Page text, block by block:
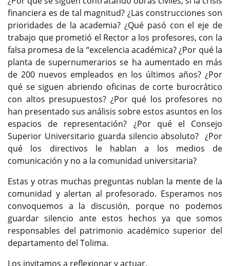
financiera es de tal magnitud? ¿Las construcciones son
prioridades de la academia? ¿Qué pasó con el eje de
trabajo que prometió el Rector a los profesores, con la
falsa promesa de la “excelencia académica? ¿Por qué la
planta de supernumerarios se ha aumentado en más
de 200 nuevos empleados en los últimos años? ¿Por
qué se siguen abriendo oficinas de corte burocrático
con altos presupuestos? ¿Por qué los profesores no
han presentado sus análisis sobre estos asuntos en los
espacios de representación? ¿Por qué el Consejo
Superior Universitario guarda silencio absoluto? ¿Por
qué los directivos le hablan a los medios de
comunicación y no a la comunidad universitaria?
Estas y otras muchas preguntas nublan la mente de la
comunidad y alertan al profesorado. Esperamos nos
convoquemos a la discusión, porque no podemos
guardar silencio ante estos hechos ya que somos
responsables del patrimonio académico superior del
departamento del Tolima.
Los invitamos a reflexionar y actuar.